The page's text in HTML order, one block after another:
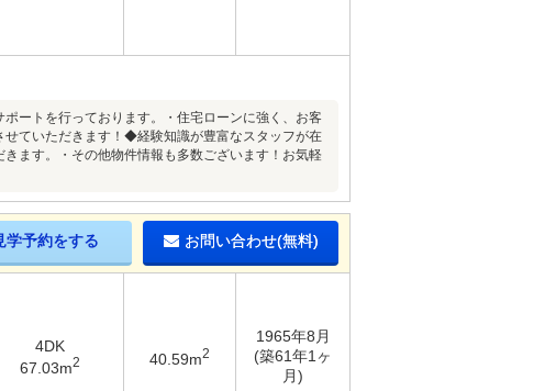
ートを行っております。・住宅ローンに強く、お客
ていただきます！◆経験知識が豊富なスタッフが在
ます。・その他物件情報も多数ございます！お気軽
学予約をする お問い合わせ(無料)
4DK
67.03m2 40.59m2
1965年8月
(築61年1ヶ
月)